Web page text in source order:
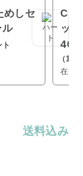
めしセ
ル
ト
C.6
ッ
400
（
在庫
送料込み